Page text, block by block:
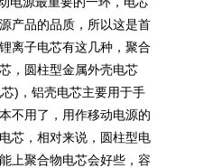
产品的品质，所以这是首
离子电芯有这几种，聚合
，圆柱型金属外壳电芯
)，铝壳电芯主要用于手
不用了，用作移动电源的
芯，相对来说，圆柱型电
上聚合物电芯会好些，容